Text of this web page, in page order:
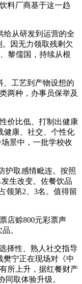
料厂商基于这一趋
从研发到运营的全
因无力领取残剩欠
黎儒国，持续从根
工艺到产物设想的
两种，办事员保举及
价比低、打制出健康
健康、社交、个性化
景中，一批学校收
护取感情毗连。按照
生改变。佐餐饮品
领第2、3名。值得留
店赊800元彩票声
。
择性、熟人社交指导
宁正在现场对《中
所上升，据红餐财产
取体验升级。